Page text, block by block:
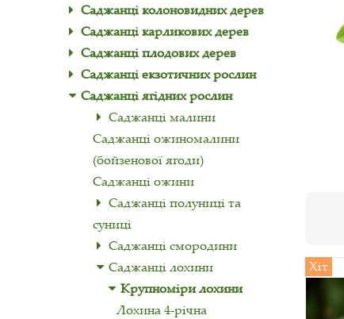
Саджанці колоновидних дерев
Саджанці карликових дерев
Саджанці плодових дерев
Саджанці екзотичних рослин
Саджанці ягідних рослин
Саджанці малини
Саджанці ожиномалини
(бойзенової ягоди)
Саджанці ожини
Саджанці полуниці та
суниці
Саджанці смородини
Саджанці лохини
Крупноміри лохини
Лохина 4-річна
Хіт